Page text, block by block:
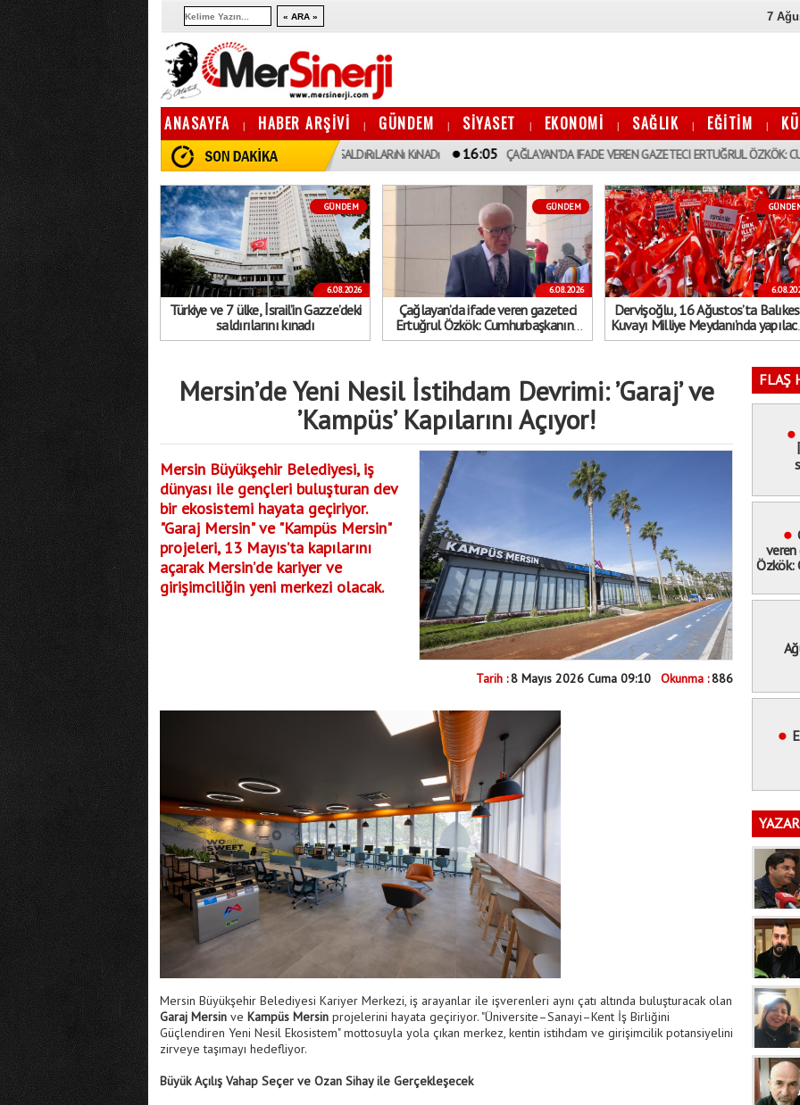
7
ANASAYFA | HABER ARŞİVİ | GÜNDEM | SİYASET | EKONOMİ | SAĞLIK | EĞİTİM |
16:06 TÜRKIYE VE 7 ÜLKE, İSRAIL’IN GAZZE’DEKI SALDıRıLARıNı KıNADı 16:05 ÇAĞLAYAN’DA IFADE VEREN GAZETECI ERTUĞRUL ÖZKÖK:
GÜNDEM
6.08.2026
Türkiye ve 7 ülke, İsrail’in Gazze’deki
saldırılarını kınadı
GÜNDEM
6.08.2026
Çağlayan’da ifade veren gazeteci
Ertuğrul Özkök: Cumhurbaşkanına
hakaret, asla aklımın ucundan dahi
Dervişoğlu, 16 Ağustos’ta
Kuvayı Milliye Meydanı’nda
"Bayrak kaldırıyorum" mitinge
Mersin’de Yeni Nesil İstihdam Devrimi: ’Garaj’ ve
’Kampüs’ Kapılarını Açıyor!
Mersin Büyükşehir Belediyesi, iş
dünyası ile gençleri buluşturan dev
bir ekosistemi hayata geçiriyor.
"Garaj Mersin" ve "Kampüs Mersin"
projeleri, 13 Mayıs’ta kapılarını
açarak Mersin’de kariyer ve
girişimciliğin yeni merkezi olacak.
Tarih :8 Mayıs 2026 Cuma 09:10 Okunma :886
Mersin Büyükşehir Belediyesi Kariyer Merkezi, iş arayanlar ile işverenleri aynı çatı altında buluşturacak olan
Garaj Mersin ve Kampüs Mersin projelerini hayata geçiriyor. "Üniversite–Sanayi–Kent İş Birliğini
Güçlendiren Yeni Nesil Ekosistem" mottosuyla yola çıkan merkez, kentin istihdam ve girişimcilik potansiyelini
zirveye taşımayı hedefliyor.
Büyük Açılış Vahap Seçer ve Ozan Sihay ile Gerçekleşecek
FLAŞ
Özkök: